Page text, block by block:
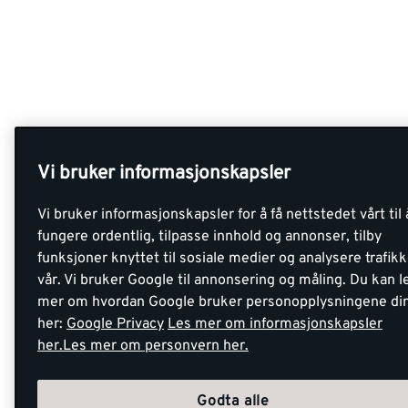
Vi bruker informasjonskapsler
Vi bruker informasjonskapsler for å få nettstedet vårt til
fungere ordentlig, tilpasse innhold og annonser, tilby
funksjoner knyttet til sosiale medier og analysere
vår. Vi bruker Google til annonsering og måling. Du kan
mer om hvordan Google bruker personopplysningene
her: Google Privacy Les mer om informasjonskapsler
her.Les mer om personvern her.
Godta alle